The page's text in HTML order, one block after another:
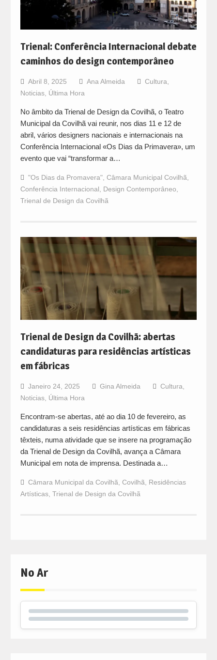
Trienal: Conferência Internacional debate
caminhos do design contemporâneo
Abril 8, 2025 Ana Almeida Cultura
Noticias, Última Hora
No âmbito da Trienal de Design da Covilhã, o Teatro
Municipal da Covilhã vai reunir, nos dias 11 e 12 de
abril, vários designers nacionais e internacionais na
Conferência Internacional «Os Dias da Primavera», um
evento que vai “transformar a…
"Os Dias da Promavera", Câmara Municipal Covilhã
Conferência Internacional
Design Contemporâneo
Trienal de Design da Covilhã
Trienal de Design da Covilhã: abertas
candidaturas para residências artísticas
em fábricas
Janeiro 24, 2025 Gina Almeida Cultura
Noticias, Última Hora
Encontram-se abertas, até ao dia 10 de fevereiro, as
candidaturas a seis residências artísticas em fábricas
têxteis, numa atividade que se insere na programação
da Trienal de Design da Covilhã, avança a Câmara
Municipal em nota de imprensa. Destinada a…
Câmara Municipal da Covilhã Covilhã
Residências
Artísticas, Trienal de Design da Covilhã
No Ar